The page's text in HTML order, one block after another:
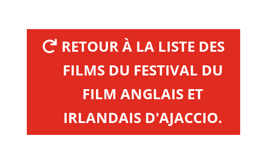
RETOUR À LA LISTE DES
FILMS DU FESTIVAL DU
FILM ANGLAIS ET
IRLANDAIS D'AJACCIO.